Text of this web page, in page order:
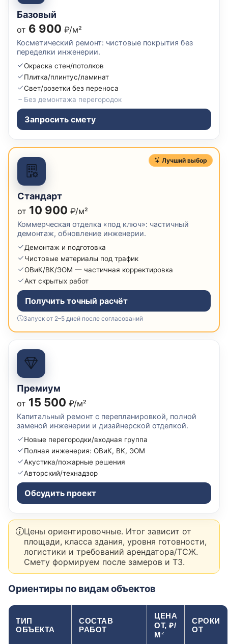
Базовый
от 6 900 ₽/м²
Косметический ремонт: чистовые покрытия без
переделки инженерии.
Окраска стен/потолков
Плитка/плинтус/ламинат
Свет/розетки без переноса
Без демонтажа перегородок
Запросить смету
Лучший выбор
Стандарт
от 10 900 ₽/м²
Коммерческая отделка «под ключ»: частичный
демонтаж, обновление инженерии.
Демонтаж и подготовка
Чистовые материалы под трафик
ОВиК/ВК/ЭОМ — частичная корректировка
Акт скрытых работ
Получить точный расчёт
Запуск от 2–5 дней после согласований
Премиум
от 15 500 ₽/м²
Капитальный ремонт с перепланировкой, полной
заменой инженерии и дизайнерской отделкой.
Новые перегородки/входная группа
Полная инженерия: ОВиК, ВК, ЭОМ
Акустика/пожарные решения
Авторский/технадзор
Обсудить проект
Цены ориентировочные. Итог зависит от
площади, класса здания, уровня готовности,
логистики и требований арендатора/ТСЖ.
Смету формируем после замеров и ТЗ.
Ориентиры по видам объектов
ТИП
ОБЪЕКТА
СОСТАВ
РАБОТ
ЦЕНА
ОТ, ₽/
М²
СРОКИ
ОТ